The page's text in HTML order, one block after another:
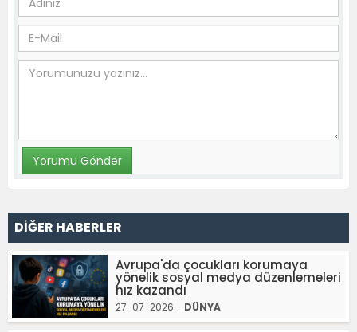
DİĞER HABERLER
Avrupa'da çocukları korumaya
yönelik sosyal medya düzenlemeleri
hız kazandı
27-07-2026 - DÜNYA